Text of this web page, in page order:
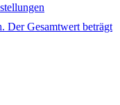
Der Gesamtwert beträgt